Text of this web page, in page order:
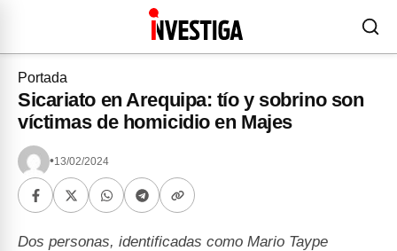
Portada
Sicariato en Arequipa: tío y sobrino son
víctimas de homicidio en Majes
•13/02/2024
Dos personas, identificadas como Mario Taype